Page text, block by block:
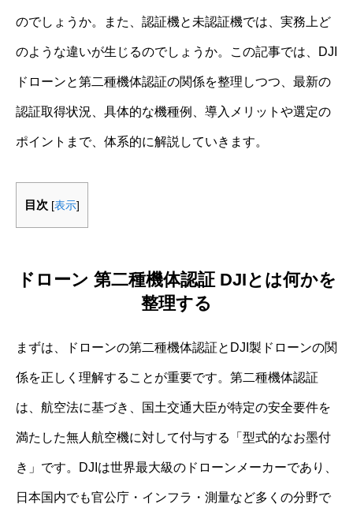
のでしょうか。また、認証機と未認証機では、実務上ど
のような違いが生じるのでしょうか。この記事では、DJI
ドローンと第二種機体認証の関係を整理しつつ、最新の
認証取得状況、具体的な機種例、導入メリットや選定の
ポイントまで、体系的に解説していきます。
目次 [表示]
ドローン 第二種機体認証 DJIとは何かを
整理する
まずは、ドローンの第二種機体認証とDJI製ドローンの関
係を正しく理解することが重要です。第二種機体認証
は、航空法に基づき、国土交通大臣が特定の安全要件を
満たした無人航空機に対して付与する「型式的なお墨付
き」です。DJIは世界最大級のドローンメーカーであり、
日本国内でも官公庁・インフラ・測量など多くの分野で